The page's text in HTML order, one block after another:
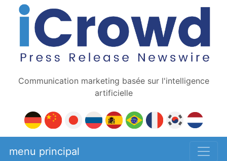
Communication marketing basée sur l'intelligence
artificielle
menu principal